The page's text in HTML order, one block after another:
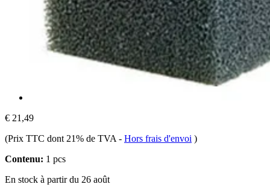
€ 21,49
(Prix TTC dont 21% de TVA - Hors frais d'envoi )
Contenu: 1 pcs
En stock à partir du 26 août